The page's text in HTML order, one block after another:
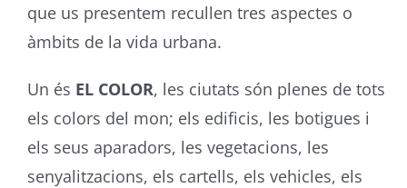
que us presentem recullen tres aspectes o
àmbits de la vida urbana.
Un és EL COLOR, les ciutats són plenes de tots
els colors del mon; els edificis, les botigues i
els seus aparadors, les vegetacions, les
senyalitzacions, els cartells, els vehicles, els